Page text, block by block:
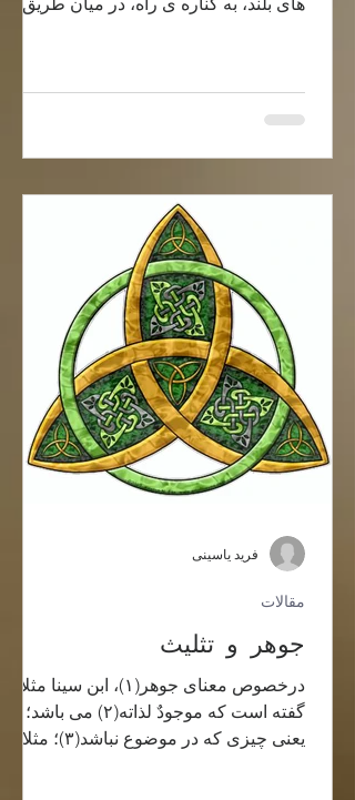
جوهر و تثلیث
درخصوص معنای جوهر(۱)، ابن سینا مثلا
گفته است که موجودٌ لذاته(۲) می باشد؛ این
یعنی چیزی که در موضوع نباشد(۳)؛ مثلا
مقالات
فرید یاسینی